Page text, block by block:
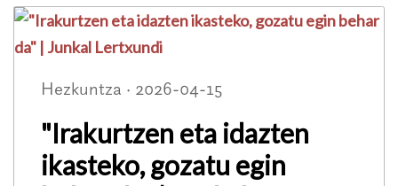
Hezkuntza · 2026-04-15
"Irakurtzen eta idazten
ikasteko, gozatu egin